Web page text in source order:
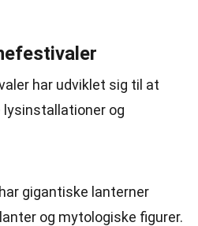
har udviklet sig til at
lysinstallationer og
har gigantiske lanterner
og mytologiske figurer.